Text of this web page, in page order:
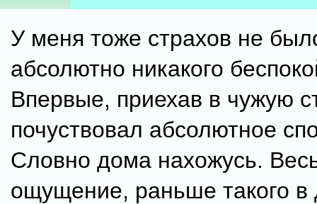
У меня тоже страхов не
абсолютно никакого
Впервые, приехав в чужую
почуствовал абсолютное
Словно дома нахожусь.
ощущение, раньше такого в